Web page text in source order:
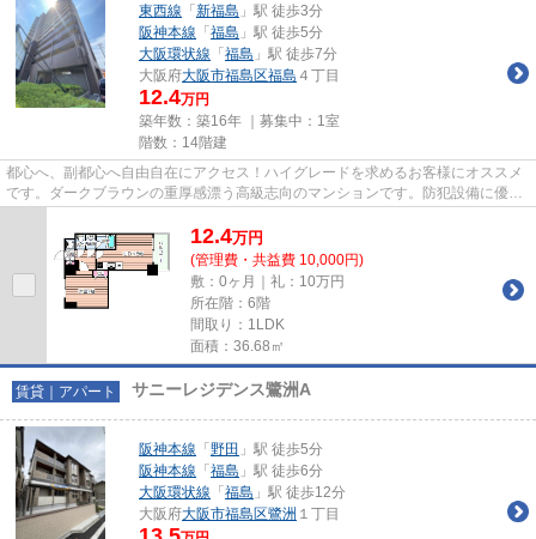
東西線 「 新福島 」駅 徒歩3分
阪神本線 「 福島 」駅 徒歩5分
大阪環状線 「 福島 」駅 徒歩7分
大阪府大阪市福島区福島 ４丁目
12.4万円
築年数：築16年 ｜募集中： 1室
階数：14階建
都心へ、副都心へ自由自在にアクセス！ハイグレードを求めるお客様にオススメ
です。ダークブラウンの重厚感漂う高級志向のマンションです。防犯設備に優れ
12.4万円
(管理費・共益費 10,000円)
敷：0ヶ月｜礼：10万円
所在階：6階
間取り：1LDK
面積：36.68㎡
賃貸｜アパート サニーレジデンス鷺洲A
阪神本線 「 野田 」駅 徒歩5分
阪神本線 「 福島 」駅 徒歩6分
大阪環状線 「 福島 」駅 徒歩12分
大阪府大阪市福島区鷺洲 １丁目